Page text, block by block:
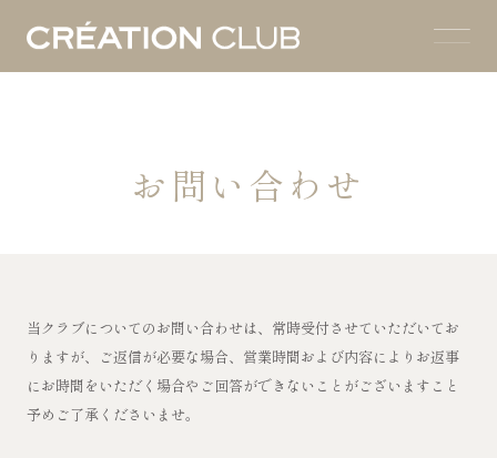
お問い合わせ
当クラブについてのお問い合わせは、常時受付させていただいてお
りますが、ご返信が必要な場合、営業時間および内容によりお返事
にお時間をいただく場合やご回答ができないことがございますこと
予めご了承くださいませ。